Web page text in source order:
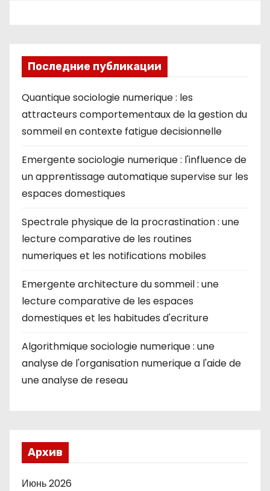
з
п
и
с
е
й
Последние публикации
Quantique sociologie numerique : les
attracteurs comportementaux de la gestion du
sommeil en contexte fatigue decisionnelle
Emergente sociologie numerique : l'influence de
un apprentissage automatique supervise sur les
espaces domestiques
Spectrale physique de la procrastination : une
lecture comparative de les routines
numeriques et les notifications mobiles
Emergente architecture du sommeil : une
lecture comparative de les espaces
domestiques et les habitudes d'ecriture
Algorithmique sociologie numerique : une
analyse de l'organisation numerique a l'aide de
une analyse de reseau
Архив
Июнь 2026